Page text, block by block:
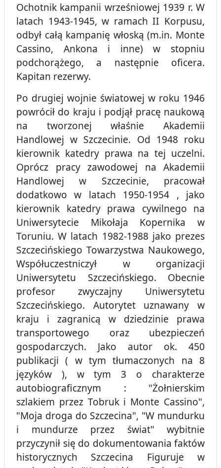
Ochotnik kampanii wrześniowej 1939 r. W
latach 1943-1945, w ramach II Korpusu,
odbył całą kampanię włoską (m.in. Monte
Cassino, Ankona i inne) w stopniu
podchorążego, a następnie oficera.
Kapitan rezerwy.
Po drugiej wojnie światowej w roku 1946
powrócił do kraju i podjął pracę naukową
na tworzonej właśnie Akademii
Handlowej w Szczecinie. Od 1948 roku
kierownik katedry prawa na tej uczelni.
Oprócz pracy zawodowej na Akademii
Handlowej w Szczecinie, pracował
dodatkowo w latach 1950-1954 , jako
kierownik katedry prawa cywilnego na
Uniwersytecie Mikołaja Kopernika w
Toruniu. W latach 1982-1988 jako prezes
Szczecińskiego Towarzystwa Naukowego,
Współuczestniczył w organizacji
Uniwersytetu Szczecińskiego. Obecnie
profesor zwyczajny Uniwersytetu
Szczecińskiego. Autorytet uznawany w
kraju i zagranicą w dziedzinie prawa
transportowego oraz ubezpieczeń
gospodarczych. Jako autor ok. 450
publikacji ( w tym tłumaczonych na 8
języków ), w tym 3 o charakterze
autobiograficznym : "Żołnierskim
szlakiem przez Tobruk i Monte Cassino",
"Moja droga do Szczecina", "W mundurku
i mundurze przez świat" wybitnie
przyczynił się do dokumentowania faktów
historycznych Szczecina Figuruje w